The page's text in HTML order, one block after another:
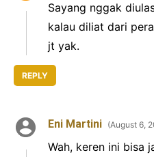
Sayang nggak
kalau diliat dari
jt yak.
REPLY
Eni Martini August 6,
Wah, keren ini bisa